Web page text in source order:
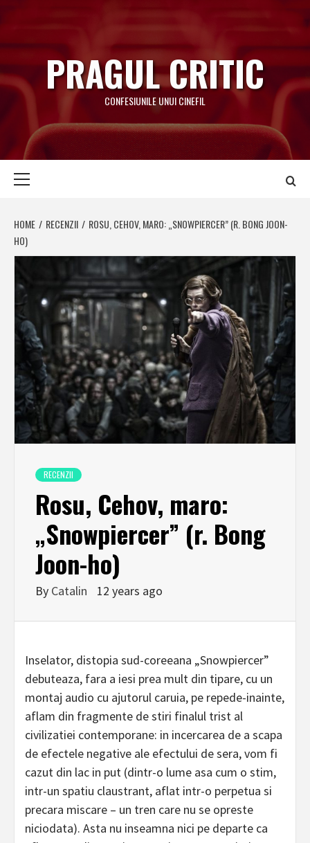
to
content
PRAGUL CRITIC
CONFESIUNILE UNUI CINEFIL
HOME RECENZII
ROSU, CEHOV, MARO: „SNOWPIERCER” (R. BONG JOON-
HO)
RECENZII
Rosu, Cehov, maro:
„Snowpiercer” (r. Bong
Joon-ho)
By Catalin 12 years ago
Inselator, distopia sud-coreeana „Snowpiercer”
debuteaza, fara a iesi prea mult din tipare, cu un
montaj audio cu ajutorul caruia, pe repede-inainte,
aflam din fragmente de stiri finalul trist al
civilizatiei contemporane: in incercarea de a scapa
de efectele negative ale efectului de sera, vom fi
cazut din lac in put (dintr-o lume asa cum o stim,
intr-un spatiu claustrant, aflat intr-o perpetua si
precara miscare – un tren care nu se opreste
niciodata). Asta nu inseamna nici pe departe ca